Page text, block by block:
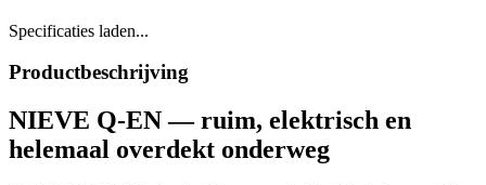
Specificaties laden...
Productbeschrijving
NIEVE Q-EN — ruim, elektrisch en
helemaal overdekt onderweg